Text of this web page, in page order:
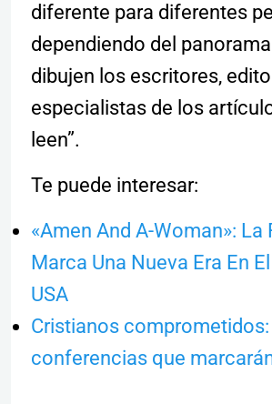
diferente para diferentes
dependiendo del
dibujen los escritores,
especialistas de los
leen”.
Te puede interesar:
«Amen And A-Woman»: La
Marca Una Nueva Era En
USA
Cristianos
conferencias que